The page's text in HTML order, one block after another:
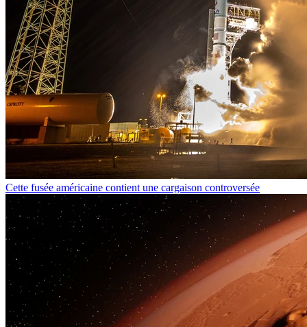
Cette fusée américaine contient une cargaison controversée